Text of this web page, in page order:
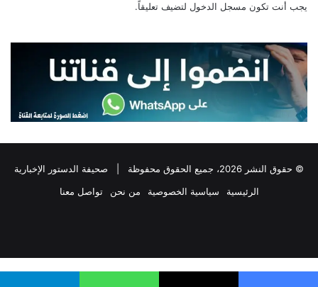
يجب أنت تكون مسجل الدخول لتضيف تعليقاً.
© حقوق النشر 2026، جميع الحقوق محفوظة |
صحيفة الدستور الإخبارية
الرئيسية
سياسية الخصوصية من نحن تواصل معنا